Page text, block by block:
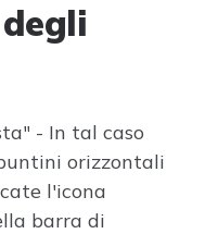
- In tal caso
orizzontali
l'icona
barra di